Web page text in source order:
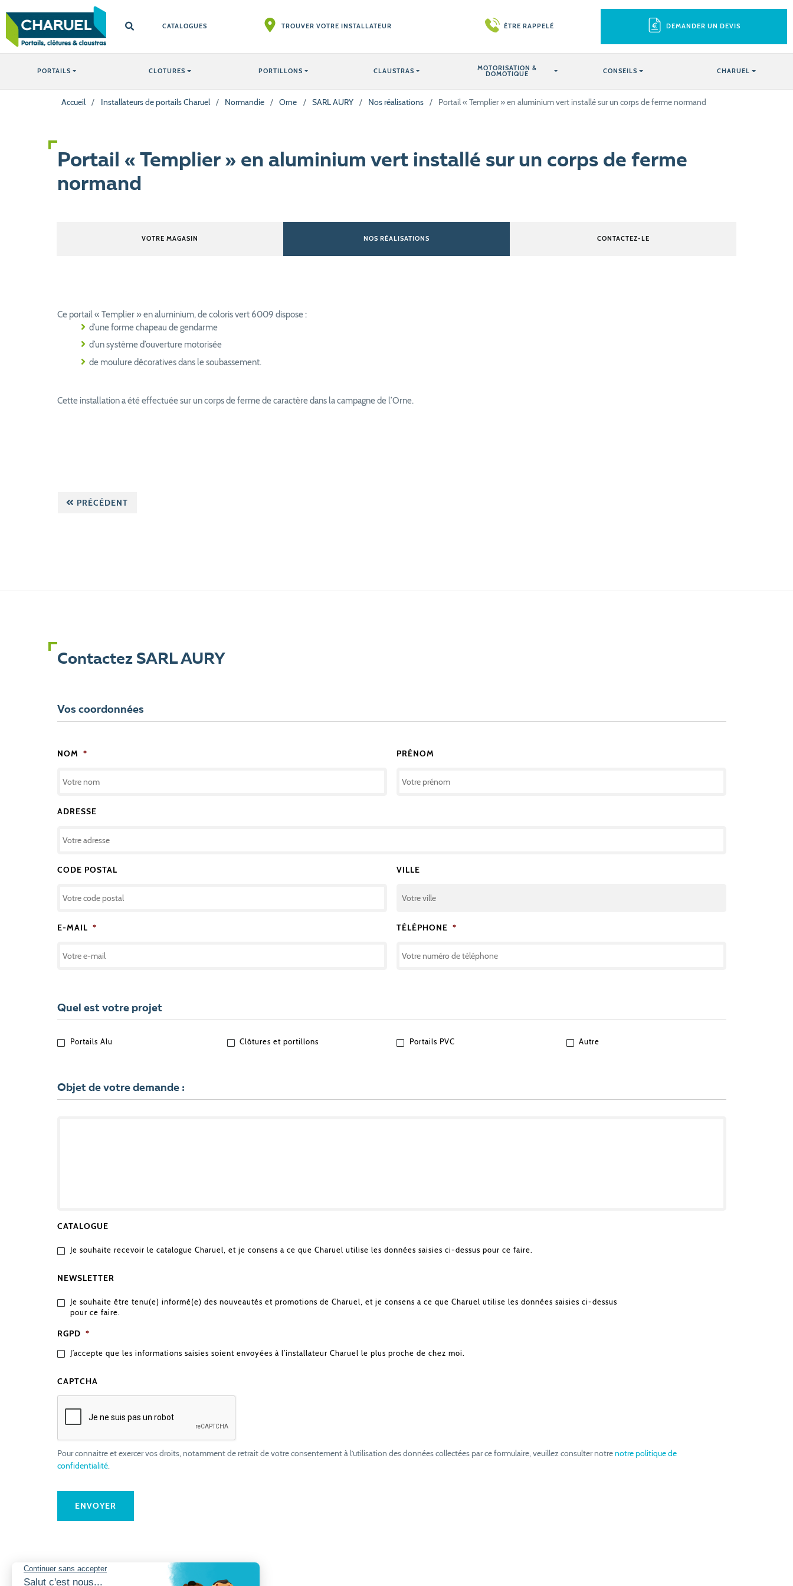
CATALOGUES TROUVER VOTRE INSTALLATEUR ÊTRE RAPPELÉ DEMANDER UN DEVIS
PORTAILS CLOTURES PORTILLONS CLAUSTRAS MOTORISATION &
DOMOTIQUE CONSEILS CHARUEL
Accueil / Installateurs de portails Charuel / Normandie / Orne / SARL AURY / Nos réalisations / Portail « Templier » en aluminium vert installé sur un corps de ferme normand
Portail « Templier » en aluminium vert installé sur un corps de ferme
normand
VOTRE MAGASIN NOS RÉALISATIONS CONTACTEZ-LE
Ce portail « Templier » en aluminium, de coloris vert 6009 dispose :
d’une forme chapeau de gendarme
d’un système d’ouverture motorisée
de moulure décoratives dans le soubassement.
Cette installation a été effectuée sur un corps de ferme de caractère dans la campagne de l’Orne.
PRÉCÉDENT
Contactez SARL AURY
Vos coordonnées
NOM * PRÉNOM
ADRESSE
CODE POSTAL VILLE
E-MAIL * TÉLÉPHONE *
Quel est votre projet
QUEL
?
Portails Alu Clôtures et portillons Portails PVC Autre
Objet de votre demande :
CATALOGUE
Je souhaite recevoir le catalogue Charuel, et je consens a ce que Charuel utilise les données saisies ci-dessus pour ce faire.
NEWSLETTER
Je souhaite être tenu(e) informé(e) des nouveautés et promotions de Charuel, et je consens a ce que Charuel utilise les données saisies ci-dessus
pour ce faire.
RGPD *
J’accepte que les informations saisies soient envoyées à l’installateur Charuel le plus proche de chez moi.
CAPTCHA
Pour connaitre et exercer vos droits, notamment de retrait de votre consentement à l’utilisation des données collectées par ce formulaire, veuillez consulter notrenotre politique de
confidentialité.